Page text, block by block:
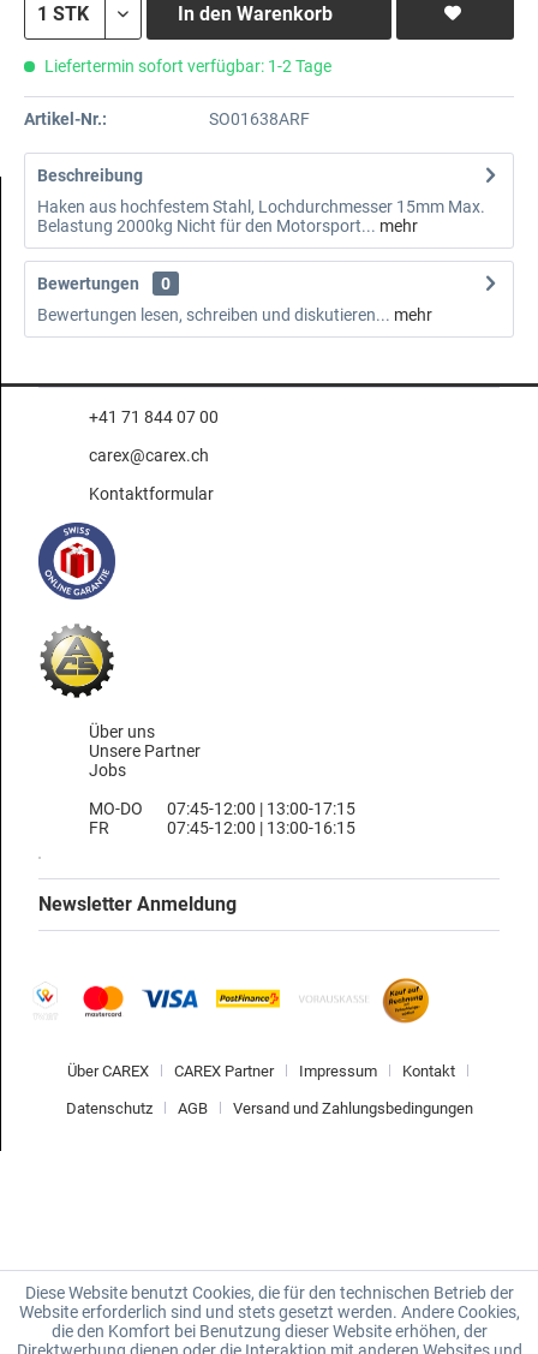
In den Warenkorb
Liefertermin sofort verfügbar: 1-2 Tage
Artikel-Nr.: SO01638ARF
Beschreibung
Haken aus hochfestem Stahl, Lochdurchmesser 15mm Max.
Belastung 2000kg Nicht für den Motorsport... mehr
Bewertungen
0
Bewertungen lesen, schreiben und diskutieren... mehr
+41 71 844 07 00
carex@carex.ch
Kontaktformular
Über uns
Unsere Partner
Jobs
MO-DO
FR
07:45-12:00 | 13:00-17:15
07:45-12:00 | 13:00-16:15
Newsletter Anmeldung
Über CAREX CAREX Partner Impressum Kontakt
Datenschutz AGB Versand und Zahlungsbedingungen
Diese Website benutzt Cookies, die für den technischen Betrieb der
Website erforderlich sind und stets gesetzt werden. Andere Cookies,
die den Komfort bei Benutzung dieser Website erhöhen, der